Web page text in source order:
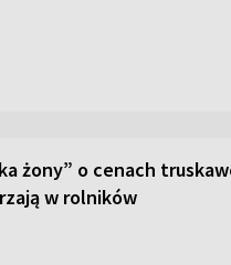
żony” o cenach
w rolników